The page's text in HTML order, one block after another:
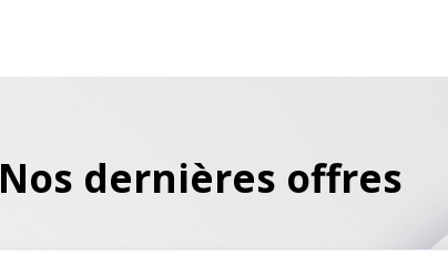
Nos dernières offres